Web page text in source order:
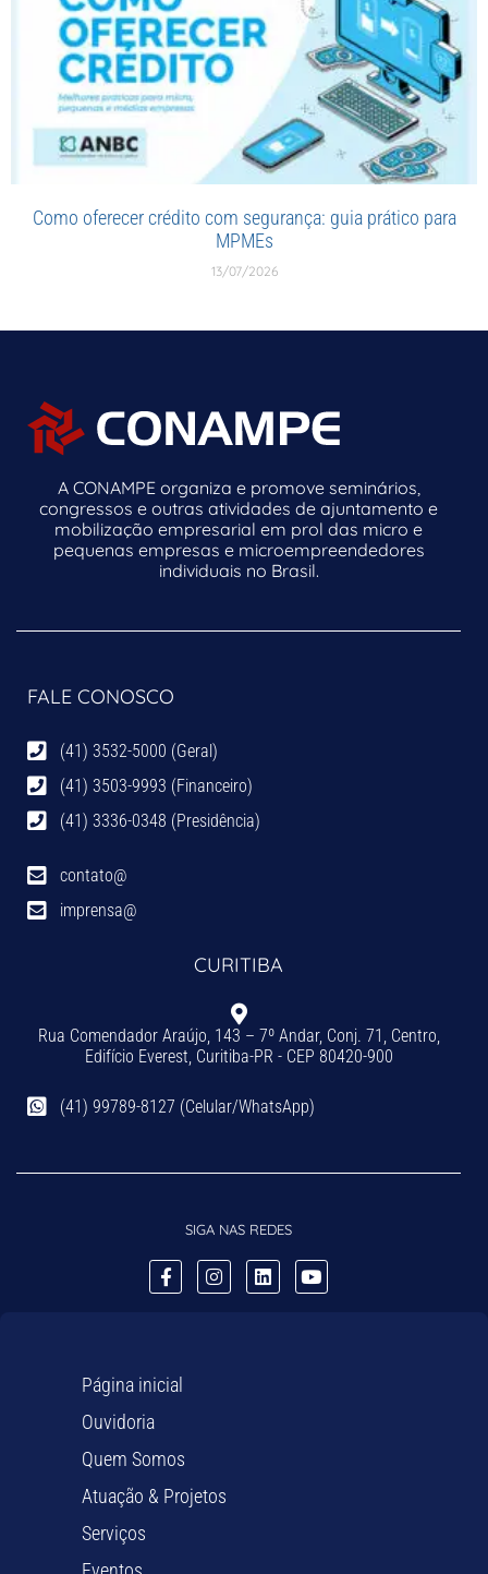
Como oferecer crédito com segurança: guia prático para
MPMEs
13/07/2026
A CONAMPE organiza e promove seminários,
congressos e outras atividades de ajuntamento e
mobilização empresarial em prol das micro e
pequenas empresas e microempreendedores
individuais no Brasil.
FALE CONOSCO
(41) 3532-5000 (Geral)
(41) 3503-9993 (Financeiro)
(41) 3336-0348 (Presidência)
contato@
imprensa@
CURITIBA
Rua Comendador Araújo, 143 – 7º Andar, Conj. 71, Centro,
Edifício Everest, Curitiba-PR - CEP 80420-900
(41) 99789-8127 (Celular/WhatsApp)
SIGA NAS REDES
Página inicial
Ouvidoria
Quem Somos
Atuação & Projetos
Serviços